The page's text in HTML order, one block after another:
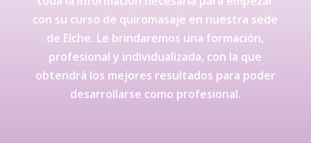
con su curso de quiromasaje en nuestra sede
de Elche. Le brindaremos una formación,
profesional y individualizada, con la que
obtendrá los mejores resultados para poder
desarrollarse como profesional.